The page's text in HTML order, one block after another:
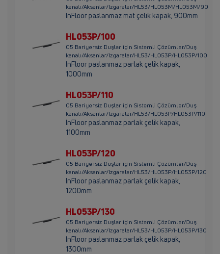
kanalı/Aksanlar/Izgaralar/HL53/HL053M/HL053M/90
InFloor paslanmaz mat çelik kapak, 900mm
HL053P/100
05 Bariyersiz Duşlar için Sistemli Çözümler/Duş
kanalı/Aksanlar/Izgaralar/HL53/HL053P/HL053P/100
InFloor paslanmaz parlak çelik kapak,
1000mm
HL053P/110
05 Bariyersiz Duşlar için Sistemli Çözümler/Duş
kanalı/Aksanlar/Izgaralar/HL53/HL053P/HL053P/110
InFloor paslanmaz parlak çelik kapak,
1100mm
HL053P/120
05 Bariyersiz Duşlar için Sistemli Çözümler/Duş
kanalı/Aksanlar/Izgaralar/HL53/HL053P/HL053P/120
InFloor paslanmaz parlak çelik kapak,
1200mm
HL053P/130
05 Bariyersiz Duşlar için Sistemli Çözümler/Duş
kanalı/Aksanlar/Izgaralar/HL53/HL053P/HL053P/130
InFloor paslanmaz parlak çelik kapak,
1300mm